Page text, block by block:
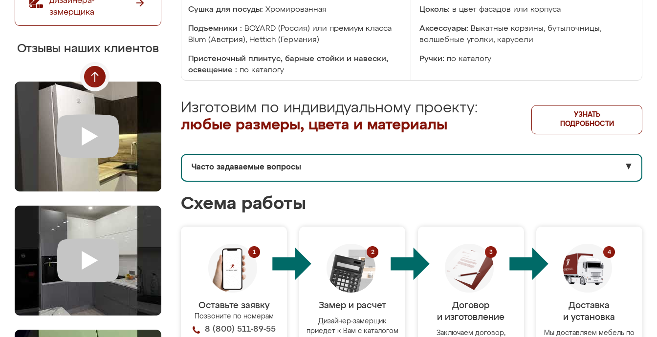
замерщика
Отзывы наших клиентов
Сушка для посуды: Хромированная Цоколь: в цвет фасадов или корпуса
Подъемники : BOYARD (Россия) или премиум класса
Blum (Австрия), Hettich (Германия)
Аксессуары: Выкатные корзины, бутылочницы,
волшебные уголки, карусели
Пристеночный плинтус, барные стойки и навески,
освещение : по каталогу
Ручки: по каталогу
Изготовим по индивидуальному проекту:
любые размеры, цвета и материалы
УЗНАТЬ
ПОДРОБНОСТИ
Часто задаваемые вопросы ▼
Схема работы
Оставьте заявку
Позвоните по номерам
8 (800) 511-89-55
Замер и расчет
Дизайнер-замерщик
приедет к Вам с каталогом
Договор
и изготовление
Заключаем договор,
Доставка
и установка
Мы доставляем мебель по